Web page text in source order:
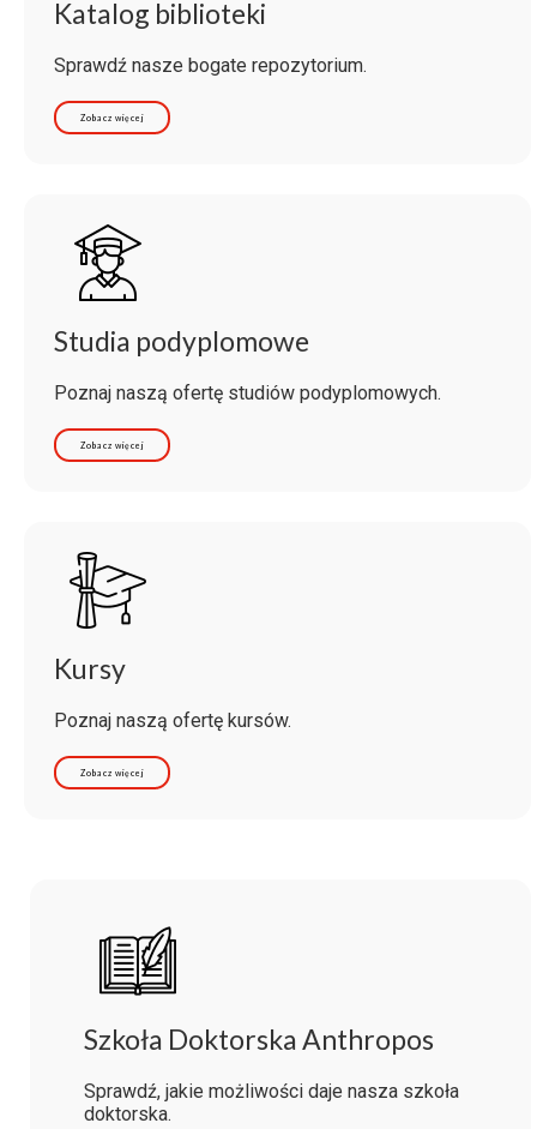
Katalog biblioteki
Sprawdź nasze bogate repozytorium.
Zobacz więcej
Studia podyplomowe
Poznaj naszą ofertę studiów podyplomowych.
Zobacz więcej
Kursy
Poznaj naszą ofertę kursów.
Zobacz więcej
Szkoła Doktorska Anthropos
Sprawdź, jakie możliwości daje nasza szkoła
doktorska.